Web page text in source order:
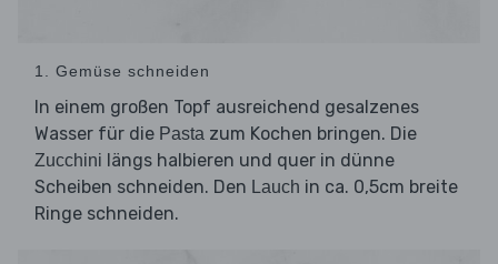
1. Gemüse schneiden
In einem großen Topf ausreichend gesalzenes
Wasser für die Pasta zum Kochen bringen. Die
Zucchini längs halbieren und quer in dünne
Scheiben schneiden. Den Lauch in ca. 0,5cm breite
Ringe schneiden.